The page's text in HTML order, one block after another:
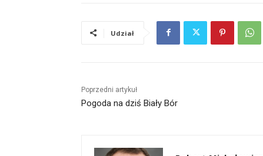
Udział
Poprzedni artykuł
Pogoda na dziś Biały Bór